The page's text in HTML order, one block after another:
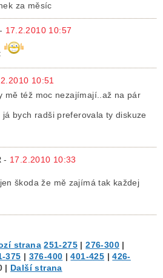
za měsíc
- 17.2.2010 10:57
10:51
mě též moc nezajímají..až na pár
já bych radši preferovala ty diskuze
- 17.2.2010 10:33
jen škoda že mě zajímá tak každej
strana 251-275 |276-300|
375 | 376-400 |401-425 |426-
| Další strana